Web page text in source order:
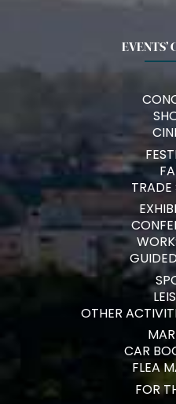
EVENTS’
TRADE
OTHER
CAR
FLEA
FOR